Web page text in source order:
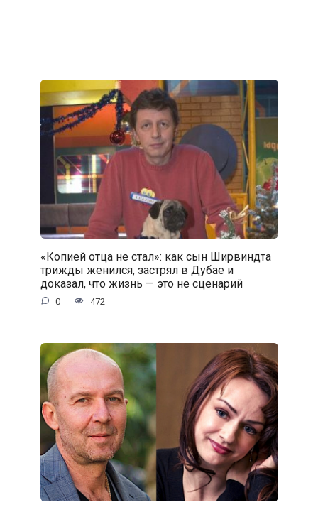
«Копией отца не стал»: как сын Ширвиндта
трижды женился, застрял в Дубае и
доказал, что жизнь — это не сценарий
0 472